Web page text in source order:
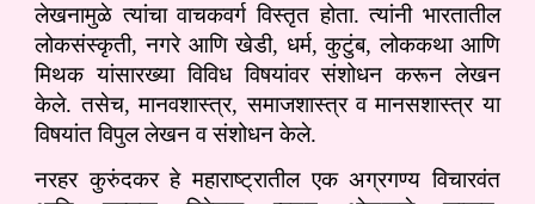
लेखनामुळे त्यांचा वाचकवर्ग विस्तृत होता. त्यांनी भारतातील
लोकसंस्कृती, नगरे आणि खेडी, धर्म, कुटुंब, लोककथा आणि
मिथक यांसारख्या विविध विषयांवर संशोधन करून लेखन
केले. तसेच, मानवशास्त्र, समाजशास्त्र व मानसशास्त्र या
विषयांत विपुल लेखन व संशोधन केले.
नरहर कुरुंदकर हे महाराष्ट्रातील एक अग्रगण्य विचारवंत